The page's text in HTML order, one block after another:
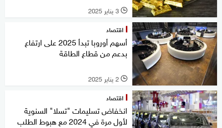
l 3 يناير 2025
اقتصاد
أسهم أوروبا تبدأ 2025 على ارتفاع
بدعم من قطاع الطاقة
l 2 يناير 2025
اقتصاد
انخفاض تسليمات "تسلا" السنوية
لأول مرة في 2024 مع هبوط الطلب